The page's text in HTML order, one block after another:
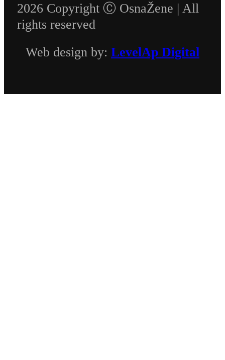
2026 Copyright Ⓒ OsnaŽene | All
rights reserved
Web design by: LevelAp Digital